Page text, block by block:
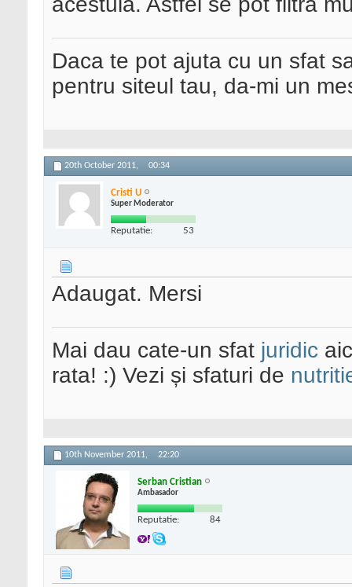
Daca te pot ajuta cu un sfat
pentru siteul tau, da-mi un
20th October 2011, 00:34
Cristi U
Super Moderator
Reputatie: 53
Adaugat. Mersi
Mai dau cate-un sfat juridic
rata! :) Vezi și sfaturi de
10th November 2011, 22:20
Serban Cristian
Ambasador
Reputatie: 84